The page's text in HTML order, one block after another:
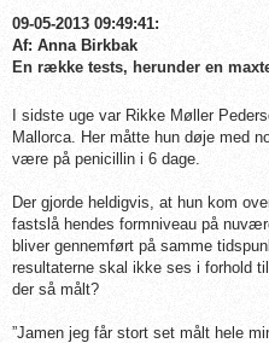
09-05-2013 09:49:41:
Af: Anna Birkbak
En række tests, herunder en
I sidste uge var Rikke Møller
Mallorca. Her måtte hun døje med
være på penicillin i 6 dage.
Der gjorde heldigvis, at hun kom
fastslå hendes formniveau på
bliver gennemført på samme
resultaterne skal ikke ses i forhold
der så målt?
”Jamen jeg får stort set målt hele